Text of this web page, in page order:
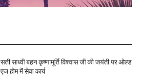
सती साध्वी बहन कृष्णामूर्ति विश्वास जी की जयंती पर ओल्ड
एज होम में सेवा कार्य